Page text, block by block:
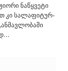
ნაწყვეტი
კი სალაფიტურ-